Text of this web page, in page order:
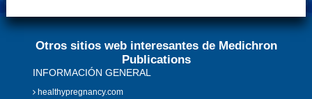
Otros sitios web interesantes de Medichron
Publications
INFORMACIÓN GENERAL
healthypregnancy.com